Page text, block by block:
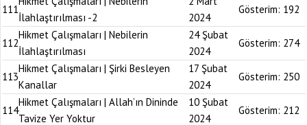
111
İlahlaştırılması -2
2024
Gösterim: 192
112
Hikmet Çalışmaları | Nebilerin
İlahlaştırılması
24 Şubat
2024
Gösterim: 274
113
Hikmet Çalışmaları | Şirki Besleyen
Kanallar
17 Şubat
2024
Gösterim: 250
114
Hikmet Çalışmaları | Allah’ın Dininde
Tavize Yer Yoktur
10 Şubat
2024
Gösterim: 212